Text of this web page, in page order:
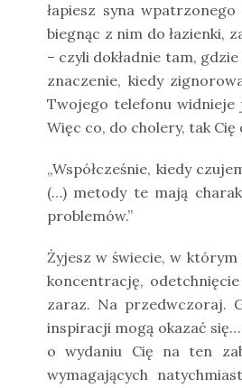
łapiesz syna
biegnąc z nim do łazienki,
– czyli dokładnie tam,
znaczenie, kiedy
Twojego telefonu widnieje
Więc co, do cholery, tak
„Współcześnie, kiedy
(…) metody te mają
problemów.”
Żyjesz w świecie, w
koncentrację,
zaraz. Na przedwczoraj.
inspiracji mogą okazać
o wydaniu Cię na ten
wymagających